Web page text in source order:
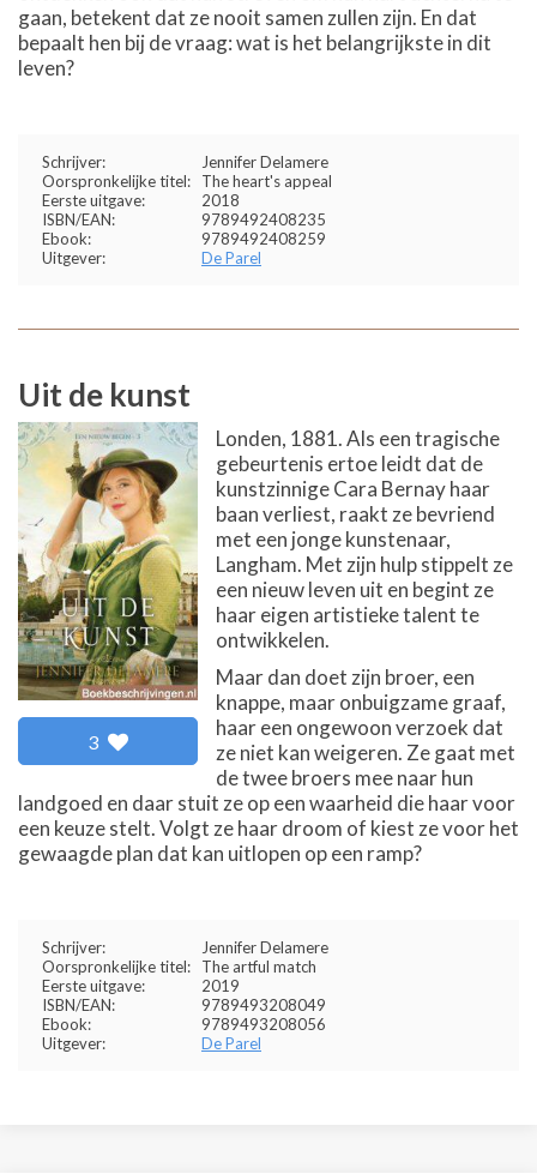
gaan, betekent dat ze nooit samen zullen zijn. En dat
bepaalt hen bij de vraag: wat is het belangrijkste in dit
leven?
Schrijver:
Jennifer Delamere
Oorspronkelijke titel:
The heart's appeal
Eerste uitgave:
2018
ISBN/EAN:
9789492408235
Ebook:
9789492408259
Uitgever:
De Parel
Uit de kunst
3
Londen, 1881. Als een tragische
gebeurtenis ertoe leidt dat de
kunstzinnige Cara Bernay haar
baan verliest, raakt ze bevriend
met een jonge kunstenaar,
Langham. Met zijn hulp stippelt ze
een nieuw leven uit en begint ze
haar eigen artistieke talent te
ontwikkelen.
Maar dan doet zijn broer, een
knappe, maar onbuigzame graaf,
haar een ongewoon verzoek dat
ze niet kan weigeren. Ze gaat met
de twee broers mee naar hun
landgoed en daar stuit ze op een waarheid die haar voor
een keuze stelt. Volgt ze haar droom of kiest ze voor het
gewaagde plan dat kan uitlopen op een ramp?
Schrijver:
Jennifer Delamere
Oorspronkelijke titel:
The artful match
Eerste uitgave:
2019
ISBN/EAN:
9789493208049
Ebook:
9789493208056
Uitgever:
De Parel